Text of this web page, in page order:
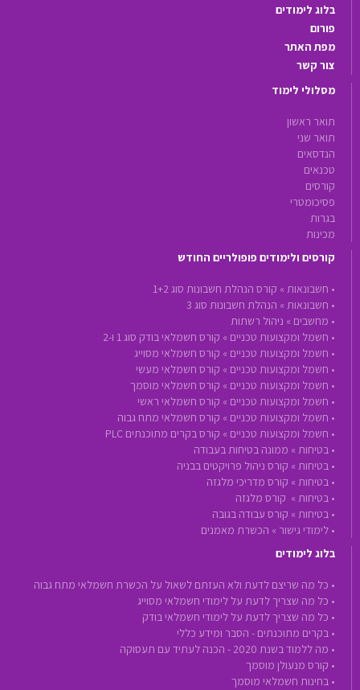
בלוג לימודים
פורום
מפת האתר
צור קשר
מסלולי לימוד
תואר ראשון
תואר שני
הנדסאים
טכנאים
קורסים
פסיכומטרי
בגרות
מכינות
קורסים ולימודים פופולריים החודש
• חשבונאות » קורס הנהלת חשבונות סוג 1+2
• חשבונאות » הנהלת חשבונות סוג 3
• מחשבים » ניהול רשתות
• חשמל ומקצועות טכניים » קורס חשמלאי בודק סוג 1 ו-2
• חשמל ומקצועות טכניים » קורס חשמלאי מסוייג
• חשמל ומקצועות טכניים » קורס חשמלאי מעשי
• חשמל ומקצועות טכניים » קורס חשמלאי מוסמך
• חשמל ומקצועות טכניים » קורס חשמלאי ראשי
• חשמל ומקצועות טכניים » קורס חשמלאי מתח גבוה
• חשמל ומקצועות טכניים » קורס בקרים מתוכנתים PLC
• בטיחות » ממונה בטיחות בעבודה
• בטיחות » קורס ניהול פרויקטים בבניה
• בטיחות » קורס מדריכי מלגזה
• בטיחות » קורס מלגזה
• בטיחות » קורס עבודה בגובה
• לימודי גישור » הכשרת מאמנים
בלוג לימודים
• כל מה שריצם לדעת ולא העזתם לשאול על הכשרת חשמלאי מתח גבוה
• כל מה שצריך לדעת על לימודי חשמלאי מסוייג
• כל מה שצריך לדעת על לימודי חשמלאי בודק
• בקרים מתוכנתים - הסבר ומידע כללי
• מה ללמוד בשנת 2020 - הכנה לעתיד עם תעסוקה
• קורס מנעולן מוסמך
• בחינות חשמלאי מוסמך